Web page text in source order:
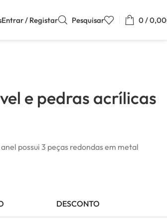
Entrar / Registar Pesquisar 0/0,00
e pedras acrílicas
possui 3 peças redondas em metal
DESCONTO